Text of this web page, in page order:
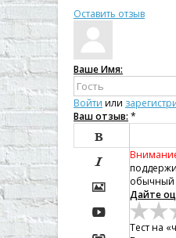
Оставить отзыв
Ваше Имя:
Войти или
Ваш отзыв: *




обычный
Дайте
Тест на